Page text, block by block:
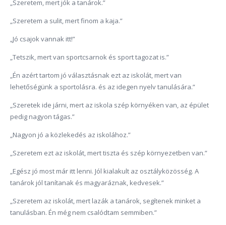
„Szeretem, mert jók a tanárok.”
„Szeretem a sulit, mert finom a kaja.”
„Jó csajok vannak itt!”
„Tetszik, mert van sportcsarnok és sport tagozat is.”
„Én azért tartom jó választásnak ezt az iskolát, mert van
lehetőségünk a sportolásra. és az idegen nyelv tanulására.”
„Szeretek ide járni, mert az iskola szép környéken van, az épület
pedig nagyon tágas.”
„Nagyon jó a közlekedés az iskolához.”
„Szeretem ezt az iskolát, mert tiszta és szép környezetben van.”
„Egész jó most már itt lenni. Jól kialakult az osztályközösség. A
tanárok jól tanítanak és magyaráznak, kedvesek.”
„Szeretem az iskolát, mert lazák a tanárok, segítenek minket a
tanulásban. Én még nem csalódtam semmiben.”